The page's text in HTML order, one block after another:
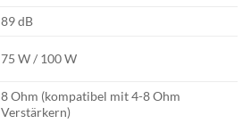
89 dB
75 W / 100 W
8 Ohm (kompatibel mit 4-8 Ohm
Verstärkern)